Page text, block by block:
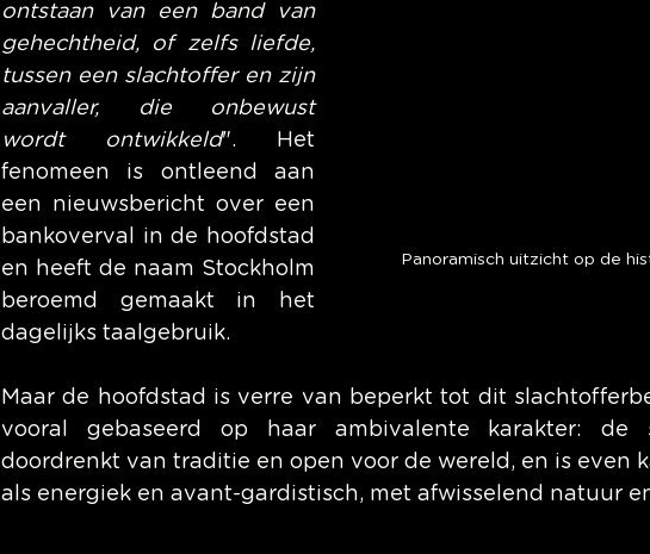
Panoramisch uitzicht op de
ontstaan van een band van
gehechtheid, of zelfs liefde,
tussen een slachtoffer en zijn
aanvaller, die onbewust
wordt ontwikkeld". Het
fenomeen is ontleend aan
een nieuwsbericht over een
bankoverval in de hoofdstad
en heeft de naam Stockholm
beroemd gemaakt in het
dagelijks taalgebruik.
Maar de hoofdstad is verre van beperkt tot dit
vooral gebaseerd op haar ambivalente karakter: de
doordrenkt van traditie en open voor de wereld, en is even
als energiek en avant-gardistisch, met afwisselend natuur